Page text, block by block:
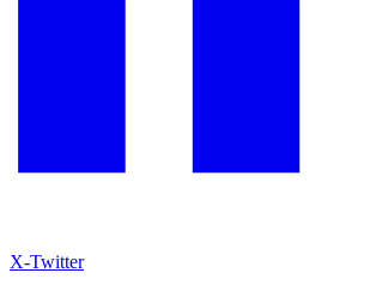
X-Twitter